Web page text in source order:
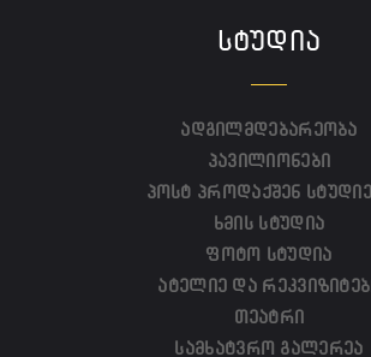
ᲡᲢᲣᲓᲘᲐ
ადგილმდებარეობა
პავილიონები
პოსტ პროდაქშენ
ხმის სტუდია
ფოტო სტუდია
ატელიე და
თეატრი
სამხატვრო გალერეა